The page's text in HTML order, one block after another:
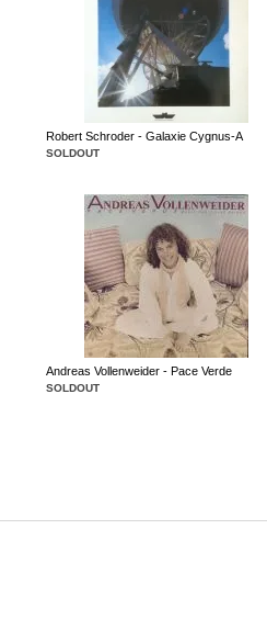
Robert Schroder - Galaxie Cygnus-A
SOLDOUT
Andreas Vollenweider - Pace Verde
SOLDOUT